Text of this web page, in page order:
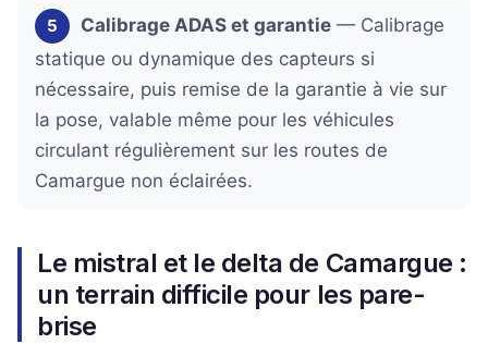
5 Calibrage ADAS et garantie — Calibrage
statique ou dynamique des capteurs si
nécessaire, puis remise de la garantie à vie sur
la pose, valable même pour les véhicules
circulant régulièrement sur les routes de
Camargue non éclairées.
Le mistral et le delta de Camargue :
un terrain difficile pour les pare-
brise